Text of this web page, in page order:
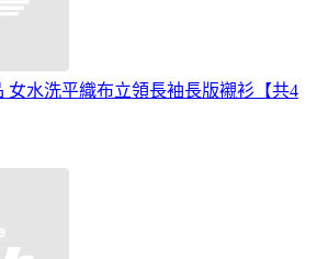
女水洗平織布立領長袖長版襯衫【共4